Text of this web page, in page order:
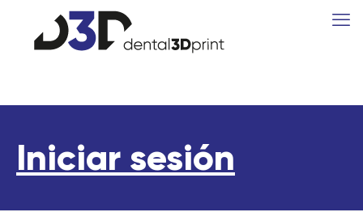
Iniciar sesión